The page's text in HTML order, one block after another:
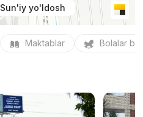
Sun'iy yo'ldosh
Maktablar Bolalar